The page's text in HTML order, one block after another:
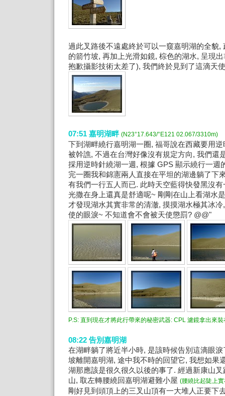
過此叉路後不遠處終於可以一窺嘉明湖的全貌,
的箭竹坡, 再加上光滑如鏡, 棕色的湖水, 呈現
抱歉攝影技術太差了), 我們終於見到了這滴天
07:51 嘉明湖畔 (N23°17.643/°E121 02.067/3310m)
下到湖畔繞行嘉明湖一圈, 福哥說在西藏要用
被幹譙, 不過在台灣好像沒有規定方向, 我們還
採用逆時針繞湖一週, 根據 GPS 顯示繞行一週
完一圈我和錦憲兩人直接在平坦的湖邊躺了下
有我們一行五人而已. 此時天空藍得快發黑沒
光撒在身上還真是舒適呢~ 剛剛在山上看湖水
才發現湖水其實非常的清澈, 摸摸湖水極其冰
使的眼淚~ 不知道會不會被天使懲罰? @@"
P.S: 直到現在才將此行帶來的秘密武器: CPL 濾鏡拿出來
08:22 告別嘉明湖
在湖畔躺了將近半小時, 是該時候告別這滴眼
坡離開嘉明湖, 途中我不時的回望它, 我想如果
湖那應該是很久很久以後的事了. 經過新康山
山, 取左轉腰繞回嘉明湖避難小屋 (腰繞比起陡上
剛好見到頭頂上的三叉山頂有一大堆人正要下